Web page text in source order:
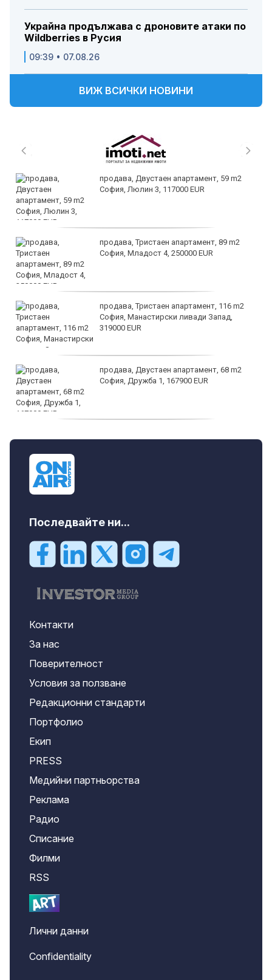
Украйна продължава с дроновите атаки по
Wildberries в Русия
09:39 • 07.08.26
ВИЖ ВСИЧКИ НОВИНИ
продава, Двустаен апартамент, 59 m2
София, Люлин 3, 117000 EUR
продава, Тристаен апартамент, 89 m2
София, Младост 4, 250000 EUR
продава, Тристаен апартамент, 116 m2
София, Манастирски ливади Запад,
319000 EUR
продава, Двустаен апартамент, 68 m2
София, Дружба 1, 167900 EUR
Последвайте ни...
Контакти
За нас
Поверителност
Условия за ползване
Редакционни стандарти
Портфолио
Екип
PRESS
Медийни партньорства
Реклама
Радио
Списание
Филми
RSS
Лични данни
Confidentiality